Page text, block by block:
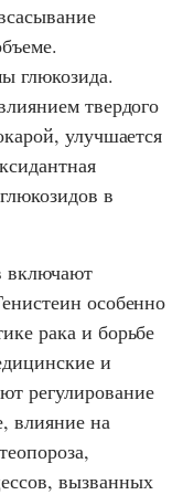
глюкозида.
твердого
улучшается
в
включают
особенно
рака и борьбе
и
регулирование
влияние на
вызванных